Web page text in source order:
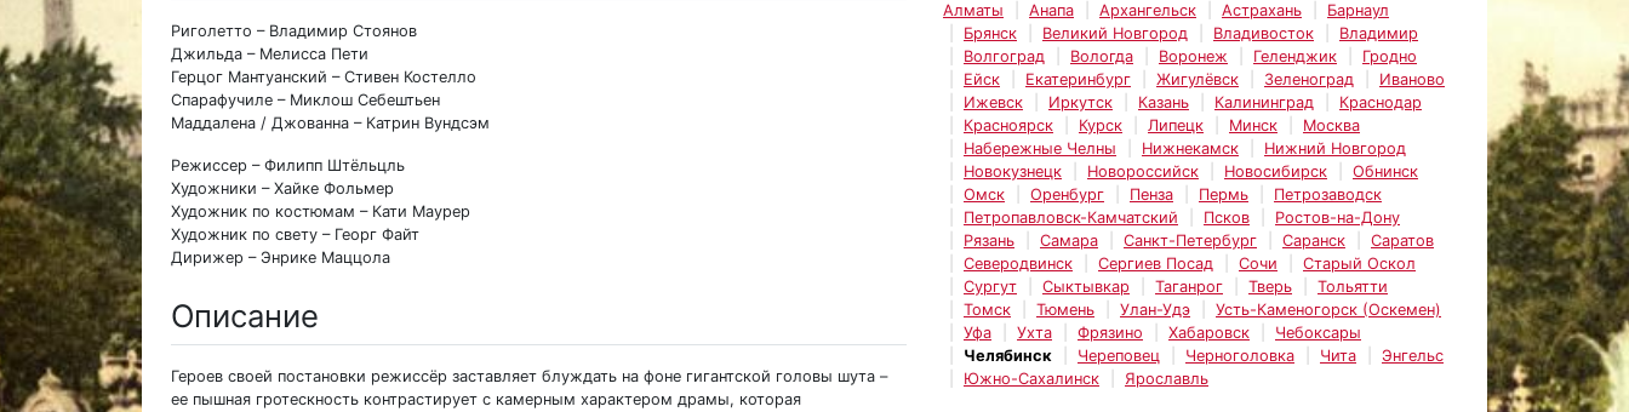
Риголетто – Владимир Стоянов
Джильда – Мелисса Пети
Герцог Мантуанский – Стивен Костелло
Спарафучиле – Миклош Себештьен
Маддалена / Джованна – Катрин Вундсэм
Режиссер – Филипп Штёльцль
Художники – Хайке Фольмер
Художник по костюмам – Кати Маурер
Художник по свету – Георг Файт
Дирижер – Энрике Маццола
Описание
Героев своей постановки режиссёр заставляет блуждать на фоне гигантской головы шута –
ее пышная гротескность контрастирует с камерным характером драмы, которая
Алматы Анапа Архангельск Астрахань
Барнаул
Брянск
Великий Новгород Владивосток
Владимир
Волгоград
Вологда Воронеж Геленджик
Гродно
Ейск
Екатеринбург Жигулёвск Зеленоград
Иваново
Ижевск
Иркутск Казань Калининград
Краснодар
Красноярск
Курск Липецк Минск
Москва
Набережные Челны
Нижнекамск
Нижний Новгород
Новокузнецк
Новороссийск Новосибирск
Обнинск
Омск
Оренбург Пенза Пермь
Петрозаводск
Петропавловск-Камчатский
Псков
Ростов-на-Дону
Рязань
Самара Санкт-Петербург Саранск
Саратов
Северодвинск
Сергиев Посад Сочи
Старый Оскол
Сургут
Сыктывкар Таганрог Тверь
Тольятти
Томск
Тюмень Улан-Удэ
Усть-Каменогорск (Оскемен)
Уфа
Ухта Фрязино Хабаровск
Чебоксары
Челябинск
Череповец Черноголовка Чита
Энгельс
Южно-Сахалинск
Ярославль